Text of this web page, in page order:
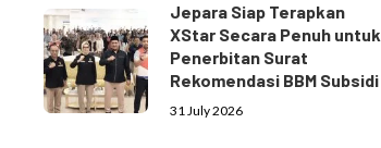
Jepara Siap Terapkan
XStar Secara Penuh untuk
Penerbitan Surat
Rekomendasi BBM Subsidi
31 July 2026